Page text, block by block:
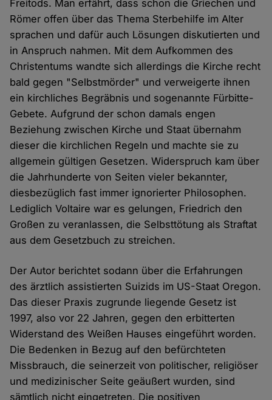
Freitods. Man erfährt, dass schon die Griechen und
Römer offen über das Thema Sterbehilfe im Alter
sprachen und dafür auch Lösungen diskutierten und
in Anspruch nahmen. Mit dem Aufkommen des
Christentums wandte sich allerdings die Kirche recht
bald gegen "Selbstmörder" und verweigerte ihnen
ein kirchliches Begräbnis und sogenannte Fürbitte-
Gebete. Aufgrund der schon damals engen
Beziehung zwischen Kirche und Staat übernahm
dieser die kirchlichen Regeln und machte sie zu
allgemein gültigen Gesetzen. Widerspruch kam über
die Jahrhunderte von Seiten vieler bekannter,
diesbezüglich fast immer ignorierter Philosophen.
Lediglich Voltaire war es gelungen, Friedrich den
Großen zu veranlassen, die Selbsttötung als Straftat
aus dem Gesetzbuch zu streichen.
Der Autor berichtet sodann über die Erfahrungen
des ärztlich assistierten Suizids im US-Staat Oregon.
Das dieser Praxis zugrunde liegende Gesetz ist
1997, also vor 22 Jahren, gegen den erbitterten
Widerstand des Weißen Hauses eingeführt worden.
Die Bedenken in Bezug auf den befürchteten
Missbrauch, die seinerzeit von politischer, religiöser
und medizinischer Seite geäußert wurden, sind
sämtlich nicht eingetreten. Die positiven